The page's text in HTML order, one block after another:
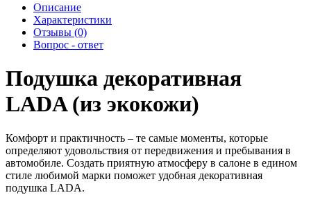
Описание
Характеристики
Отзывы (0)
Вопрос - ответ
Подушка декоративная
LADA (из экокожи)
Комфорт и практичность – те самые моменты, которые
определяют удовольствия от передвижения и пребывания в
автомобиле. Создать приятную атмосферу в салоне в едином
стиле любимой марки поможет удобная декоративная
подушка LADA.